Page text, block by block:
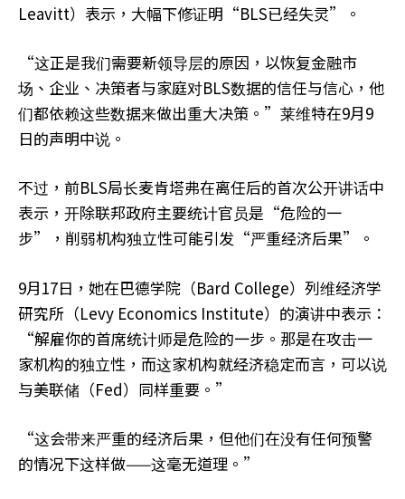
Leavitt）表示，大幅下修证明“BLS已经失灵”。
“这正是我们需要新领导层的原因，以恢复金融市
场、企业、决策者与家庭对BLS数据的信任与信心，他
们都依赖这些数据来做出重大决策。”莱维特在9月9
日的声明中说。
不过，前BLS局长麦肯塔弗在离任后的首次公开讲话中
表示，开除联邦政府主要统计官员是“危险的一
步”，削弱机构独立性可能引发“严重经济后果”。
9月17日，她在巴德学院（Bard College）列维经济学
研究所（Levy Economics Institute）的演讲中表示：
“解雇你的首席统计师是危险的一步。那是在攻击一
家机构的独立性，而这家机构就经济稳定而言，可以说
与美联储（Fed）同样重要。”
“这会带来严重的经济后果，但他们在没有任何预警
的情况下这样做——这毫无道理。”